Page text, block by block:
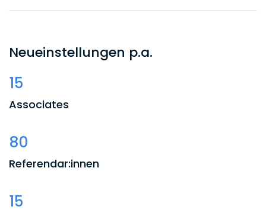
Neueinstellungen p.a.
15
Associates
80
Referendar:innen
15